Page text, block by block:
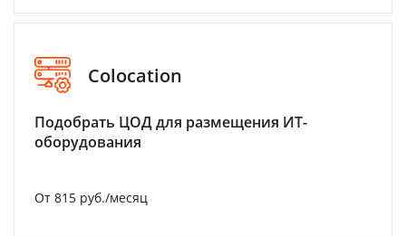
Colocation
Подобрать ЦОД для размещения ИТ-
оборудования
От 815 руб./месяц